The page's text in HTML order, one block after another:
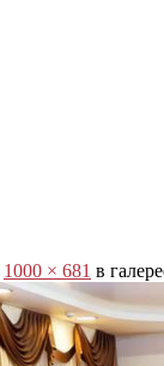
1000 × 681 в